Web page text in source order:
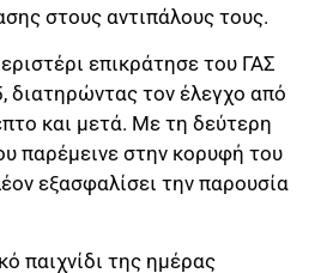
στους αντιπάλους τους.
επικράτησε του ΓΑΣ
διατηρώντας τον έλεγχο από
και μετά. Με τη δεύτερη
παρέμεινε στην κορυφή του
εξασφαλίσει την παρουσία
παιχνίδι της ημέρας